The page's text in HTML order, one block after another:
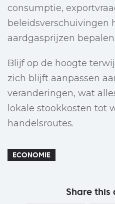
consumptie,
beleidsverschuivingen
aardgasprijzen bepalen.
Blijf op de hoogte
zich blijft aanpassen
veranderingen, wat
lokale stookkosten tot
handelsroutes.
ECONOMIE
Share this